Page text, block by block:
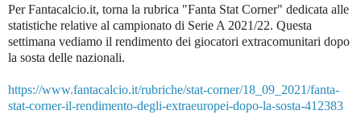
Per Fantacalcio.it, torna la rubrica "Fanta Stat Corner" dedicata alle
statistiche relative al campionato di Serie A 2021/22. Questa
settimana vediamo il rendimento dei giocatori extracomunitari dopo
la sosta delle nazionali.
https://www.fantacalcio.it/rubriche/stat-corner/18_09_2021/fanta-
stat-corner-il-rendimento-degli-extraeuropei-dopo-la-sosta-412383